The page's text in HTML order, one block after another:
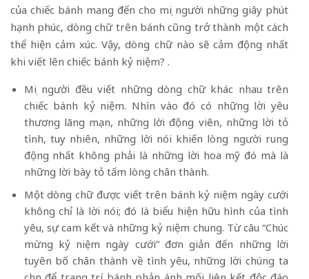
của chiếc bánh mang đến cho mọi người những giây phút
hạnh phúc, dòng chữ trên bánh cũng trở thành một cách
thể hiện cảm xúc. Vậy, dòng chữ nào sẽ cảm động nhất
khi viết lên chiếc bánh kỷ niệm? .
Mọi người đều viết những dòng chữ khác nhau trên
chiếc bánh kỷ niệm. Nhìn vào đó có những lời yêu
thương lãng mạn, những lời động viên, những lời tỏ
tình, tuy nhiên, những lời nói khiến lòng người rung
động nhất không phải là những lời hoa mỹ đó mà là
những lời bày tỏ tấm lòng chân thành.
Một dòng chữ được viết trên bánh kỷ niệm ngày cưới
không chỉ là lời nói; đó là biểu hiện hữu hình của tình
yêu, sự cam kết và những kỷ niệm chung. Từ câu “Chúc
mừng kỷ niệm ngày cưới” đơn giản đến những lời
tuyên bố chân thành về tình yêu, những lời chúng ta